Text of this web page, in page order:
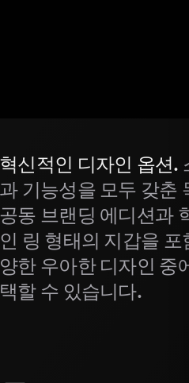
혁신적인 디자인 옵션.
과 기능성을 모두 갖춘
공동 브랜딩 에디션과
인 링 형태의 지갑을 포
양한 우아한 디자인 중
택할 수 있습니다.